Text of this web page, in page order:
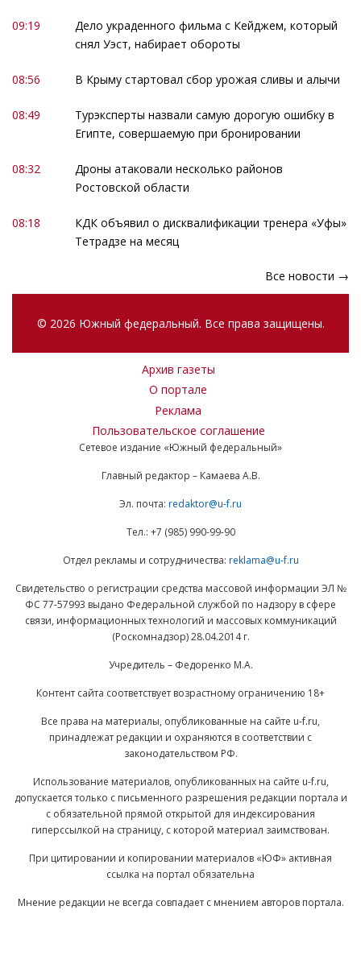
09:19
Дело украденного фильма с Кейджем, который
снял Уэст, набирает обороты
08:56 В Крыму стартовал сбор урожая сливы и алычи
08:49
Турэксперты назвали самую дорогую ошибку в
Египте, совершаемую при бронировании
08:32
Дроны атаковали несколько районов
Ростовской области
08:18
КДК объявил о дисквалификации тренера «Уфы»
Тетрадзе на месяц
Все новости →
© 2026 Южный федеральный. Все права защищены.
Архив газеты
О портале
Реклама
Пользовательское соглашение
Сетевое издание «Южный федеральный»
Главный редактор – Камаева А.В.
Эл. почта: redaktor@u-f.ru
Тел.: +7 (985) 990-99-90
Отдел рекламы и сотрудничества: reklama@u-f.ru
Свидетельство о регистрации средства массовой информации ЭЛ №
ФС 77-57993 выдано Федеральной службой по надзору в сфере
связи, информационных технологий и массовых коммуникаций
(Роскомнадзор) 28.04.2014 г.
Учредитель – Федоренко М.А.
Контент сайта соответствует возрастному ограничению 18+
Все права на материалы, опубликованные на сайте u-f.ru,
принадлежат редакции и охраняются в соответствии с
законодательством РФ.
Использование материалов, опубликованных на сайте u-f.ru,
допускается только с письменного разрешения редакции портала и
с обязательной прямой открытой для индексирования
гиперссылкой на страницу, с которой материал заимствован.
При цитировании и копировании материалов «ЮФ» активная
ссылка на портал обязательна
Мнение редакции не всегда совпадает с мнением авторов портала.